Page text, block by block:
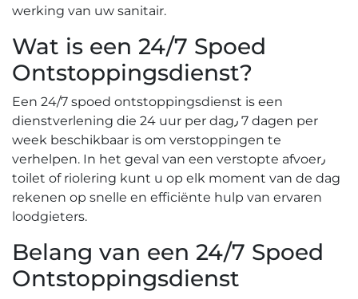
werking van uw sanitair.​
Wat is een 24/7 Spoed
Ontstoppingsdienst?​
Een 24/7 spoed ontstoppingsdienst is een
dienstverlening die 24 uur per dag٫ 7 dagen per
week beschikbaar is om verstoppingen te
verhelpen.​ In het geval van een verstopte afvoer٫
toilet of riolering kunt u op elk moment van de dag
rekenen op snelle en efficiënte hulp van ervaren
loodgieters.​
Belang van een 24/7 Spoed
Ontstoppingsdienst